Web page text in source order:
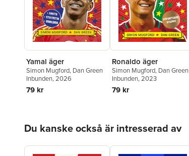
Yamal äger
Simon Mugford, Dan Green
Inbunden, 2026
79 kr
Ronaldo äger
Simon Mugford, Dan Green
Inbunden, 2023
79 kr
Du kanske också är intresserad av